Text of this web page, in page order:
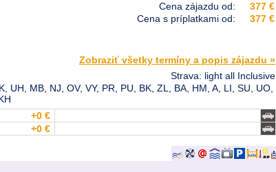
Cena zájazdu od:
377 €
Cena s príplatkami od:
377 €
Zobraziť všetky termíny a popis zájazdu »
Strava: light all Inclusive
UH, MB, NJ, OV, VY, PR, PU, BK, ZL, BA, HM, A, LI, SU, UO,
+0 €
+0 €